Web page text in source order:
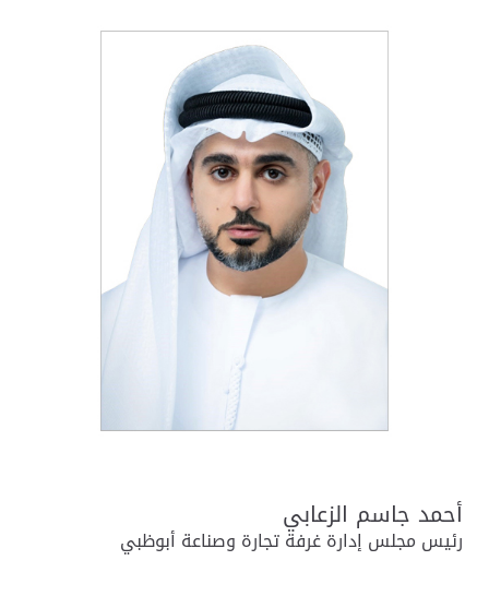
أحمد جاسم الزعابي
رئيس مجلس إدارة غرفة تجارة وصناعة أبوظبي